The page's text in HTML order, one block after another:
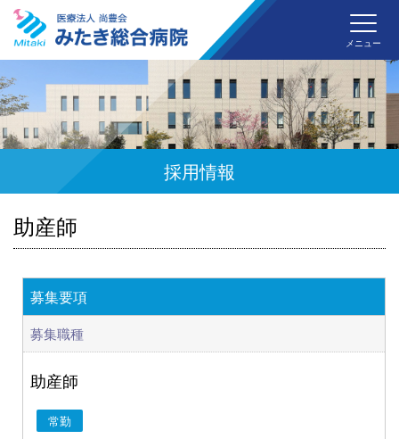
みた
メニュー
採用情報
助産師
募集要項
募集職種
助産師
常勤